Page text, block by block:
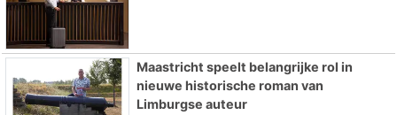
Maastricht speelt belangrijke rol in
nieuwe historische roman van
Limburgse auteur